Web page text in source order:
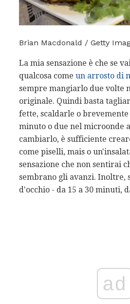
Brian Macdonald / Getty
La mia sensazione è che se
qualcosa come un arrosto di
sempre mangiarlo due volte
originale. Quindi basta
fette, scaldarle o
minuto o due nel microonde
cambiarlo, è sufficiente
come piselli, mais o
sensazione che non sentirai
sembrano gli avanzi. Inoltre,
d'occhio - da 15 a 30 minuti,
ad